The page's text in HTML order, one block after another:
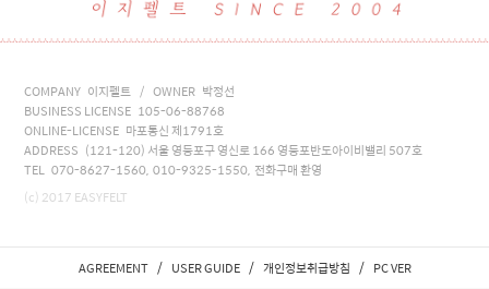
COMPANY 이지펠트 / OWNER 박정선
BUSINESS LICENSE 105-06-88768
ONLINE-LICENSE 마포통신 제1791호
ADDRESS (121-120) 서울 영등포구 영신로 166 영등포반도아이비밸리 507호
TEL 070-8627-1560, 010-9325-1550, 전화구매 환영
(c) 2017 EASYFELT
AGREEMENT / USER GUIDE / 개인정보취급방침 / PC VER